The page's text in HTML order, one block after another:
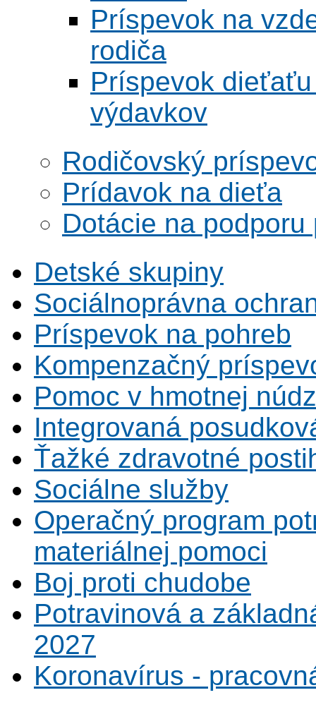
Príspevok na
rodiča
Príspevok
výdavkov
Rodičovský
Prídavok na dieťa
Dotácie na
Detské skupiny
Sociálnoprávna
Príspevok na pohreb
Kompenzačný
Pomoc v hmotnej
Integrovaná
Ťažké zdravotné
Sociálne služby
Operačný program
materiálnej pomoci
Boj proti chudobe
Potravinová a
2027
Koronavírus -